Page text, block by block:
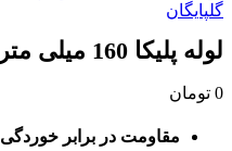
گلپایگان
لوله پلیکا 160 میلی متر گلپایگان
0 تومان
مقاومت در برابر خوردگی